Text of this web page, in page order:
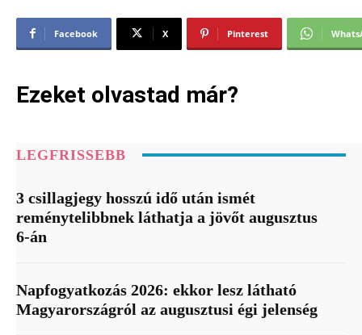
Facebook X Pinterest
Ezeket olvastad már?
LEGFRISSEBB
3 csillagjegy hosszú idő után ismét
reménytelibbnek láthatja a jövőt augusztus
6-án
Napfogyatkozás 2026: ekkor lesz látható
Magyarországról az augusztusi égi jelenség